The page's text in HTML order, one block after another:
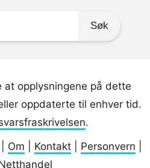
at opplysningene på dette
oppdaterte til enhver tid.
.
Om Kontakt| Personvern